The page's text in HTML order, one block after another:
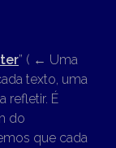
” ( ← Uma
texto, uma
refletir. É
do
que cada